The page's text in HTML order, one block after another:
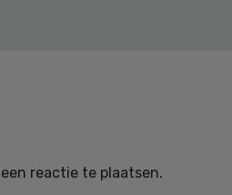
reactie te plaatsen.